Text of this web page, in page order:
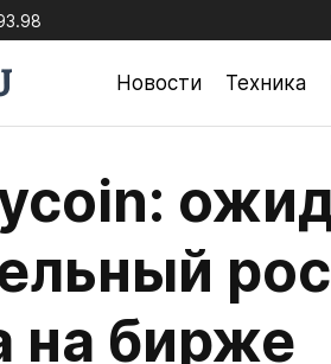
Новости Техника
на бирже